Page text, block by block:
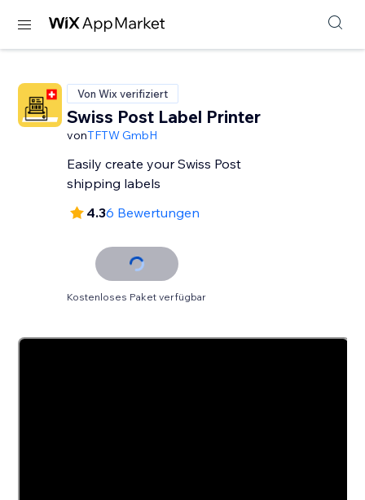
Von Wix verifiziert
Swiss Post Label Printer
vonTFTW GmbH
Easily create your Swiss Post
shipping labels
4.36 Bewertungen
Kostenloses Paket verfügbar